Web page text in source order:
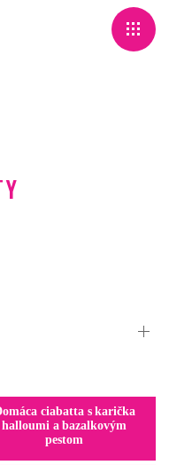
ciabatta s karička
halloumi a bazalkovým
pestom